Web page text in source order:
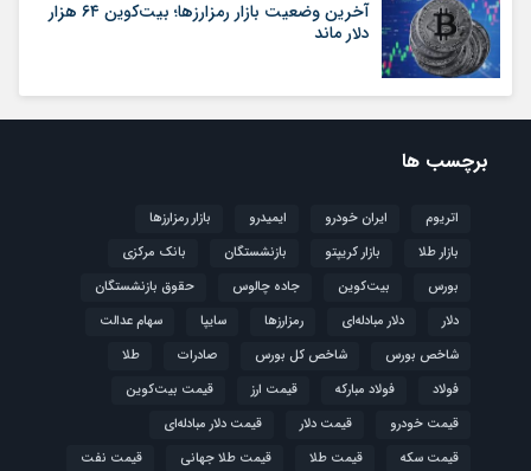
آخرین وضعیت بازار رمزارزها؛ بیت‌کوین ۶۴ هزار
دلار ماند
برچسب ها
اتریوم ایران خودرو ایمیدرو
بازار رمزارزها
بازار طلا
بازار کریپتو بازنشستگان
بانک مرکزی
بورس
بیت‌کوین جاده چالوس
حقوق بازنشستگان
دلار
دلار مبادله‌ای رمزارزها سایپا
سهام عدالت
شاخص بورس
شاخص کل بورس صادرات
طلا
فولاد
فولاد مبارکه قیمت ارز
قیمت بیت‌کوین
قیمت خودرو
قیمت دلار
قیمت دلار مبادله‌ای
قیمت سکه
قیمت طلا قیمت طلا جهانی
قیمت نفت